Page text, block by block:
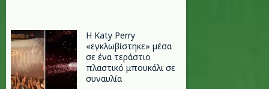
H Katy Perry
«εγκλωβίστηκε» μέσα
σε ένα τεράστιο
πλαστικό μπουκάλι σε
συναυλία